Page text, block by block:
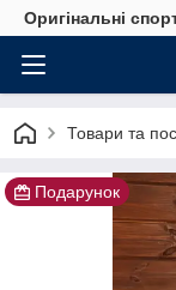
Оригінальні
Товари та
Подарунок